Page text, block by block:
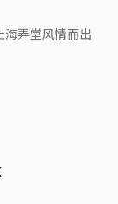
弄堂风情而出